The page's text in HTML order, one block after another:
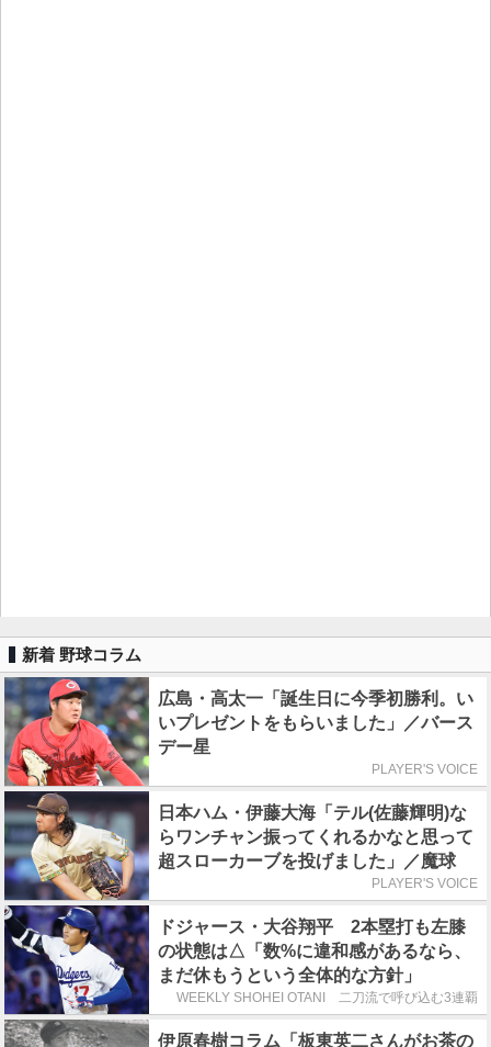
新着 野球コラム
広島・高太一「誕生日に今季初勝利。い
いプレゼントをもらいました」／バース
デー星
PLAYER'S VOICE
日本ハム・伊藤大海「テル(佐藤輝明)な
らワンチャン振ってくれるかなと思って
超スローカーブを投げました」／魔球
PLAYER'S VOICE
ドジャース・大谷翔平 2本塁打も左膝
の状態は△「数%に違和感があるなら、
まだ休もうという全体的な方針」
WEEKLY SHOHEI OTANI 二刀流で呼び込む3連覇
伊原春樹コラム「板東英二さんがお茶の